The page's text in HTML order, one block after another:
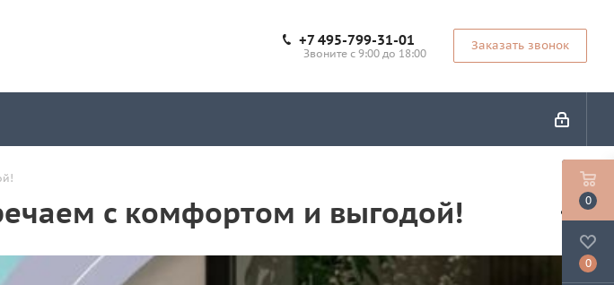
+7 495-799-31-01
Звоните с 9:00 до 18:00
Заказать звонок
с комфортом и выгодой! 0
0